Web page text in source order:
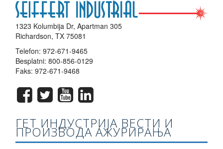
1323 Kolumbija Dr, Apartman 305
Richardson, TX 75081
Telefon: 972-671-9465
Besplatni: 800-856-0129
Faks: 972-671-9468
ГЕТ ИНДУСТРИЈА ВЕСТИ И
ПРОИЗВОДА АЖУРИРАЊА